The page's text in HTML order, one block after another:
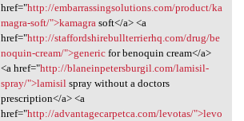
href="http://embarrassingsolutions.com/product/ka
magra-soft/">kamagrasoft</a> <a
href="http://staffordshirebullterrierhq.com/drug/be
noquin-cream/">genericfor benoquin cream</a>
<a href="http://blaneinpetersburgil.com/lamisil-
spray/">lamisilspray without a doctors
prescription</a> <a
href="http://advantagecarpetca.com/levotas/">levo